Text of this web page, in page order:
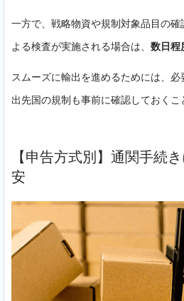
一方で、戦略物資や規制対象品目の
よる検査が実施される場合は、 数日程
スムーズに輸出を進めるためには、
出先国の規制も事前に確認しておくこ
【申告方式別】通関手続
安